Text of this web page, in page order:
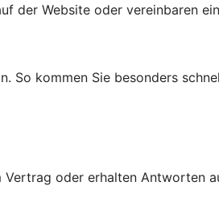
der Website oder vereinbaren
So kommen Sie besonders
oder erhalten Antworten